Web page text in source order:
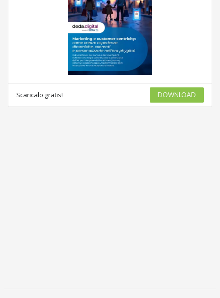
Scaricalo gratis! DOWNLOAD